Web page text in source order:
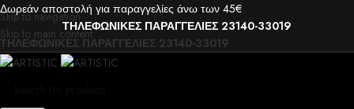
Skip to navigation
Skip to main content
Δωρεάν αποστολή για παραγγελίες άνω των 45€
ΤΗΛΕΦΩΝΙΚΕΣ ΠΑΡΑΓΓΕΛΙΕΣ 23140-33019
ΤΗΛΕΦΩΝΙΚΕΣ ΠΑΡΑΓΓΕΛΙΕΣ 23140-33019